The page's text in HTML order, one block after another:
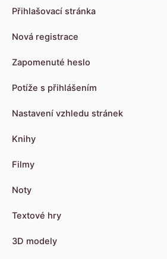
Přihlašovací stránka
Nová registrace
Zapomenuté heslo
Potíže s přihlášením
Nastavení vzhledu stránek
Knihy
Filmy
Noty
Textové hry
3D modely